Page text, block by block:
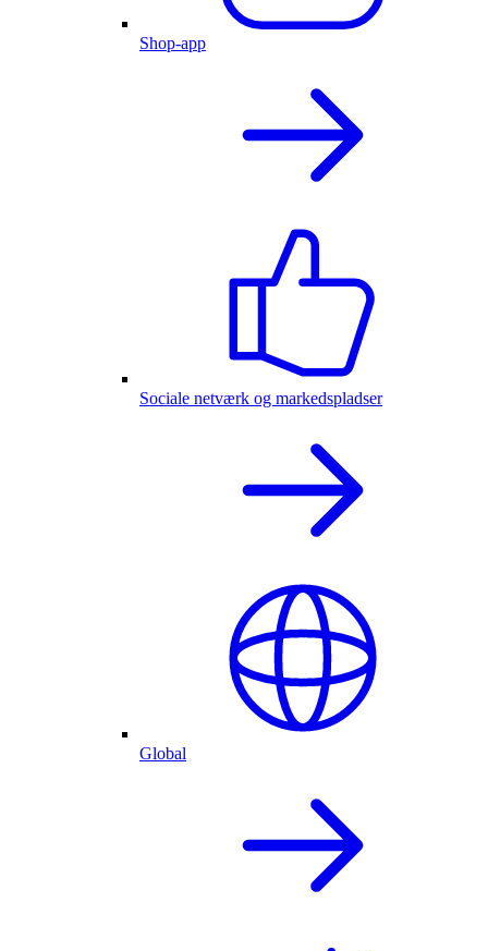
Shop-app
Sociale netværk og markedspladser
Global